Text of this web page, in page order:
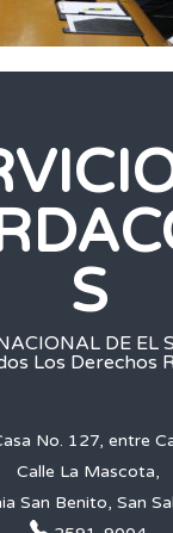
S
DE EL
Los Derechos
No. 127, entre
Calle La Mascota,
San Benito, San